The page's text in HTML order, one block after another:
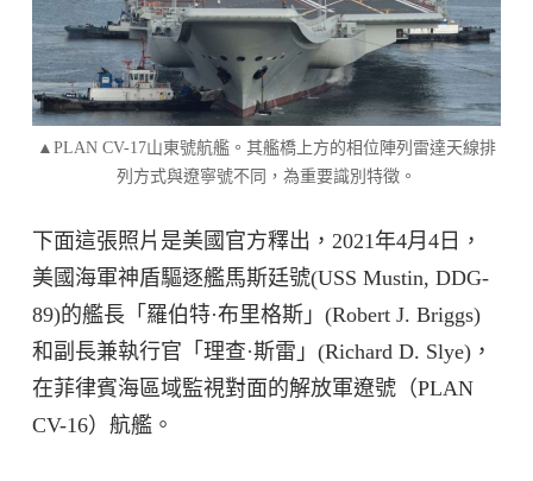
▲PLAN CV-17山東號航艦。其艦橋上方的相位陣列雷達天線排
列方式與遼寧號不同，為重要識別特徵。
下面這張照片是美國官方釋出，2021年4月4日，
美國海軍神盾驅逐艦馬斯廷號(USS Mustin, DDG-
89)的艦長「羅伯特·布里格斯」(Robert J. Briggs)
和副長兼執行官「理查·斯雷」(Richard D. Slye)，
在菲律賓海區域監視對面的解放軍遼號（PLAN
CV-16）航艦。